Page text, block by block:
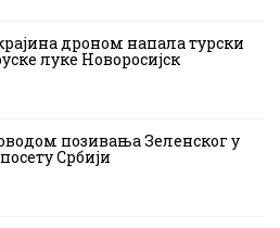
дроном напала турски
луке Новоросијск
позивања Зеленског у
Србији